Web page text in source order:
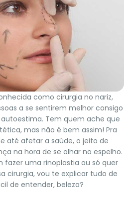
como cirurgia no nariz,
a se sentirem melhor consigo
Tem quem ache que
mas não é bem assim! Pra
até afetar a saúde, o jeito de
na hora de se olhar no espelho.
fazer uma rinoplastia ou só quer
cirurgia, vou te explicar tudo de
de entender, beleza?